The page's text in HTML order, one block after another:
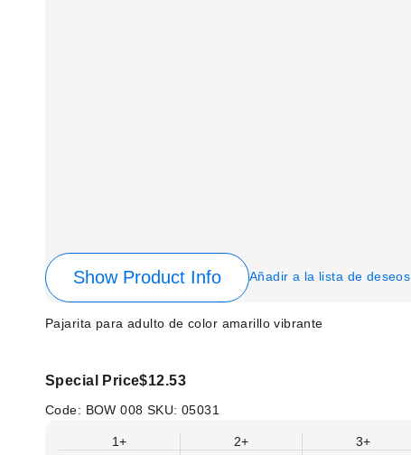
Show Product Info Añadir a la lista de deseos
Pajarita para adulto de color amarillo vibrante
Special Price$12.53
Code: BOW 008 SKU:05031
1+
2+
3+